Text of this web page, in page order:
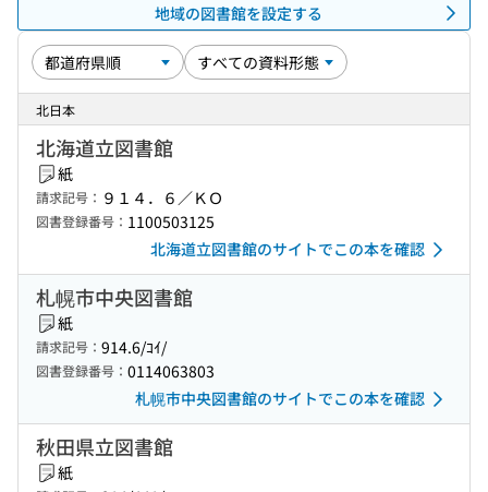
地域の図書館を設定する
北日本
北海道立図書館
紙
請求記号： ９１４．６／ＫＯ
図書登録番号： 1100503125
北海道立図書館のサイトでこの本を確認
札幌市中央図書館
紙
請求記号： 914.6/ｺｲ/
図書登録番号： 0114063803
札幌市中央図書館のサイトでこの本を確認
秋田県立図書館
紙